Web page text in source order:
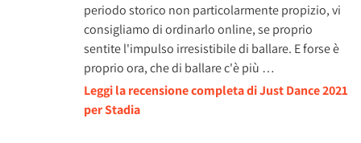
periodo storico non particolarmente propizio, vi
consigliamo di ordinarlo online, se proprio
sentite l'impulso irresistibile di ballare. E forse è
proprio ora, che di ballare c'è più …
Leggi la recensione completa di Just Dance 2021
per Stadia